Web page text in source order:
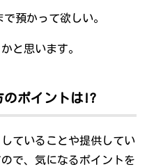
預かって欲しい。
と思います。
のポイントは!?
ていることや提供してい
で、気になるポイントを